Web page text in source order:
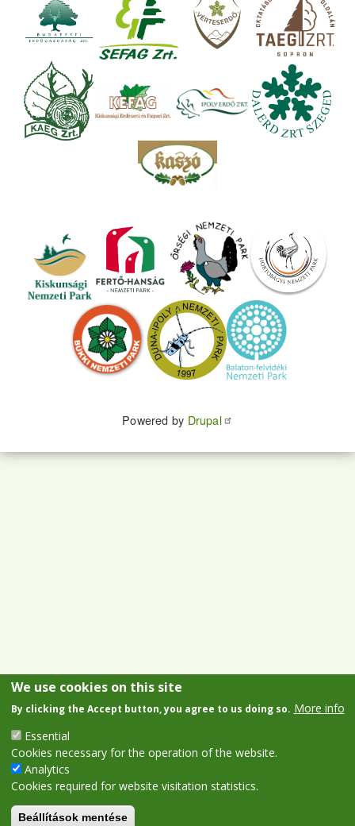
Powered by Drupal
We use cookies on this site
By clicking the Accept button, you agree to us doing so. More info
Essential
Cookies necessary for the operation of the website.
Analytics
Cookies required for website visitation statistics.
Beállítások mentése